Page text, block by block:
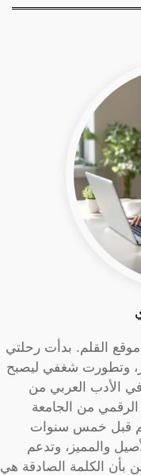
القلم. بدأت رحلتي
وتطورت شغفي ليصبح
الأدب العربي من
الرقمي من الجامعة
قبل خمس سنوات
والمميز، وتدعم
بأن الكلمة الصادقة هي